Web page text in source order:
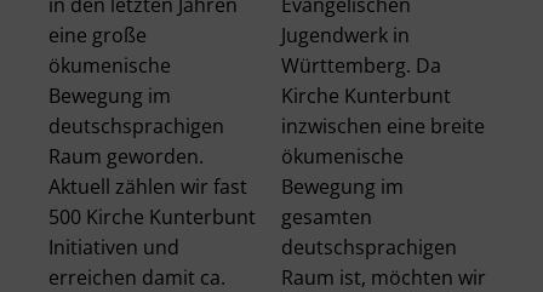
eine große
ökumenische
Bewegung im
deutschsprachigen
Raum geworden.
Aktuell zählen wir fast
500 Kirche Kunterbunt
Initiativen und
erreichen damit ca.
Jugendwerk in
Württemberg. Da
Kirche Kunterbunt
inzwischen eine breite
ökumenische
Bewegung im
gesamten
deutschsprachigen
Raum ist, möchten wir